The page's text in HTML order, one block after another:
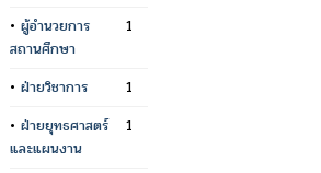
• ผู้อำนวยการ
สถานศึกษา
1
• ฝ่ายวิชาการ
1
• ฝ่ายยุทธศาสตร์
และแผนงาน
1